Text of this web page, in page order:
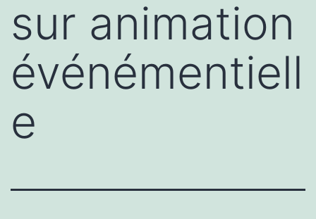
sur animation
événémentiell
e